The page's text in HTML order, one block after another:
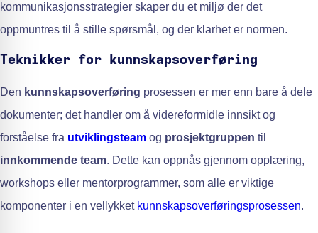
kommunikasjonsstrategier skaper du et miljø der det
oppmuntres til å stille spørsmål, og der klarhet er normen.
Teknikker for kunnskapsoverføring
Den kunnskapsoverføring prosessen er mer enn bare å dele
dokumenter; det handler om å videreformidle innsikt og
forståelse fra utviklingsteam og prosjektgruppen til
innkommende team. Dette kan oppnås gjennom opplæring,
workshops eller mentorprogrammer, som alle er viktige
komponenter i en vellykket kunnskapsoverføringsprosessen.